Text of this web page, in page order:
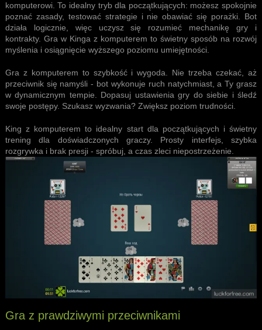
komputerowi. To idealny tryb dla początkujących: możesz spokojnie
poznać zasady, testować strategie i nie obawiać się porażki. Bot
działa logicznie, więc uczysz się rozumieć mechanikę gry i
kontrakty. Gra w Kinga z komputerem to świetny sposób na rozwój
myślenia i osiągnięcie wyższego poziomu umiejętności.
Gra z komputerem to szybkość i wygoda. Nie trzeba czekać, aż
przeciwnik się namyśli - bot wykonuje ruch natychmiast, a Ty grasz
w dynamicznym tempie. Dopasuj ustawienia gry do siebie i śledź
swoje postępy. Szukasz wyzwania? Zwiększ poziom trudności.
King z komputerem to idealny start dla początkujących i świetny
trening dla doświadczonych graczy. Prosty interfejs, szybka
rozgrywka i brak presji - spróbuj, a czas zleci niepostrzeżenie.
Gra z prawdziwymi przeciwnikami